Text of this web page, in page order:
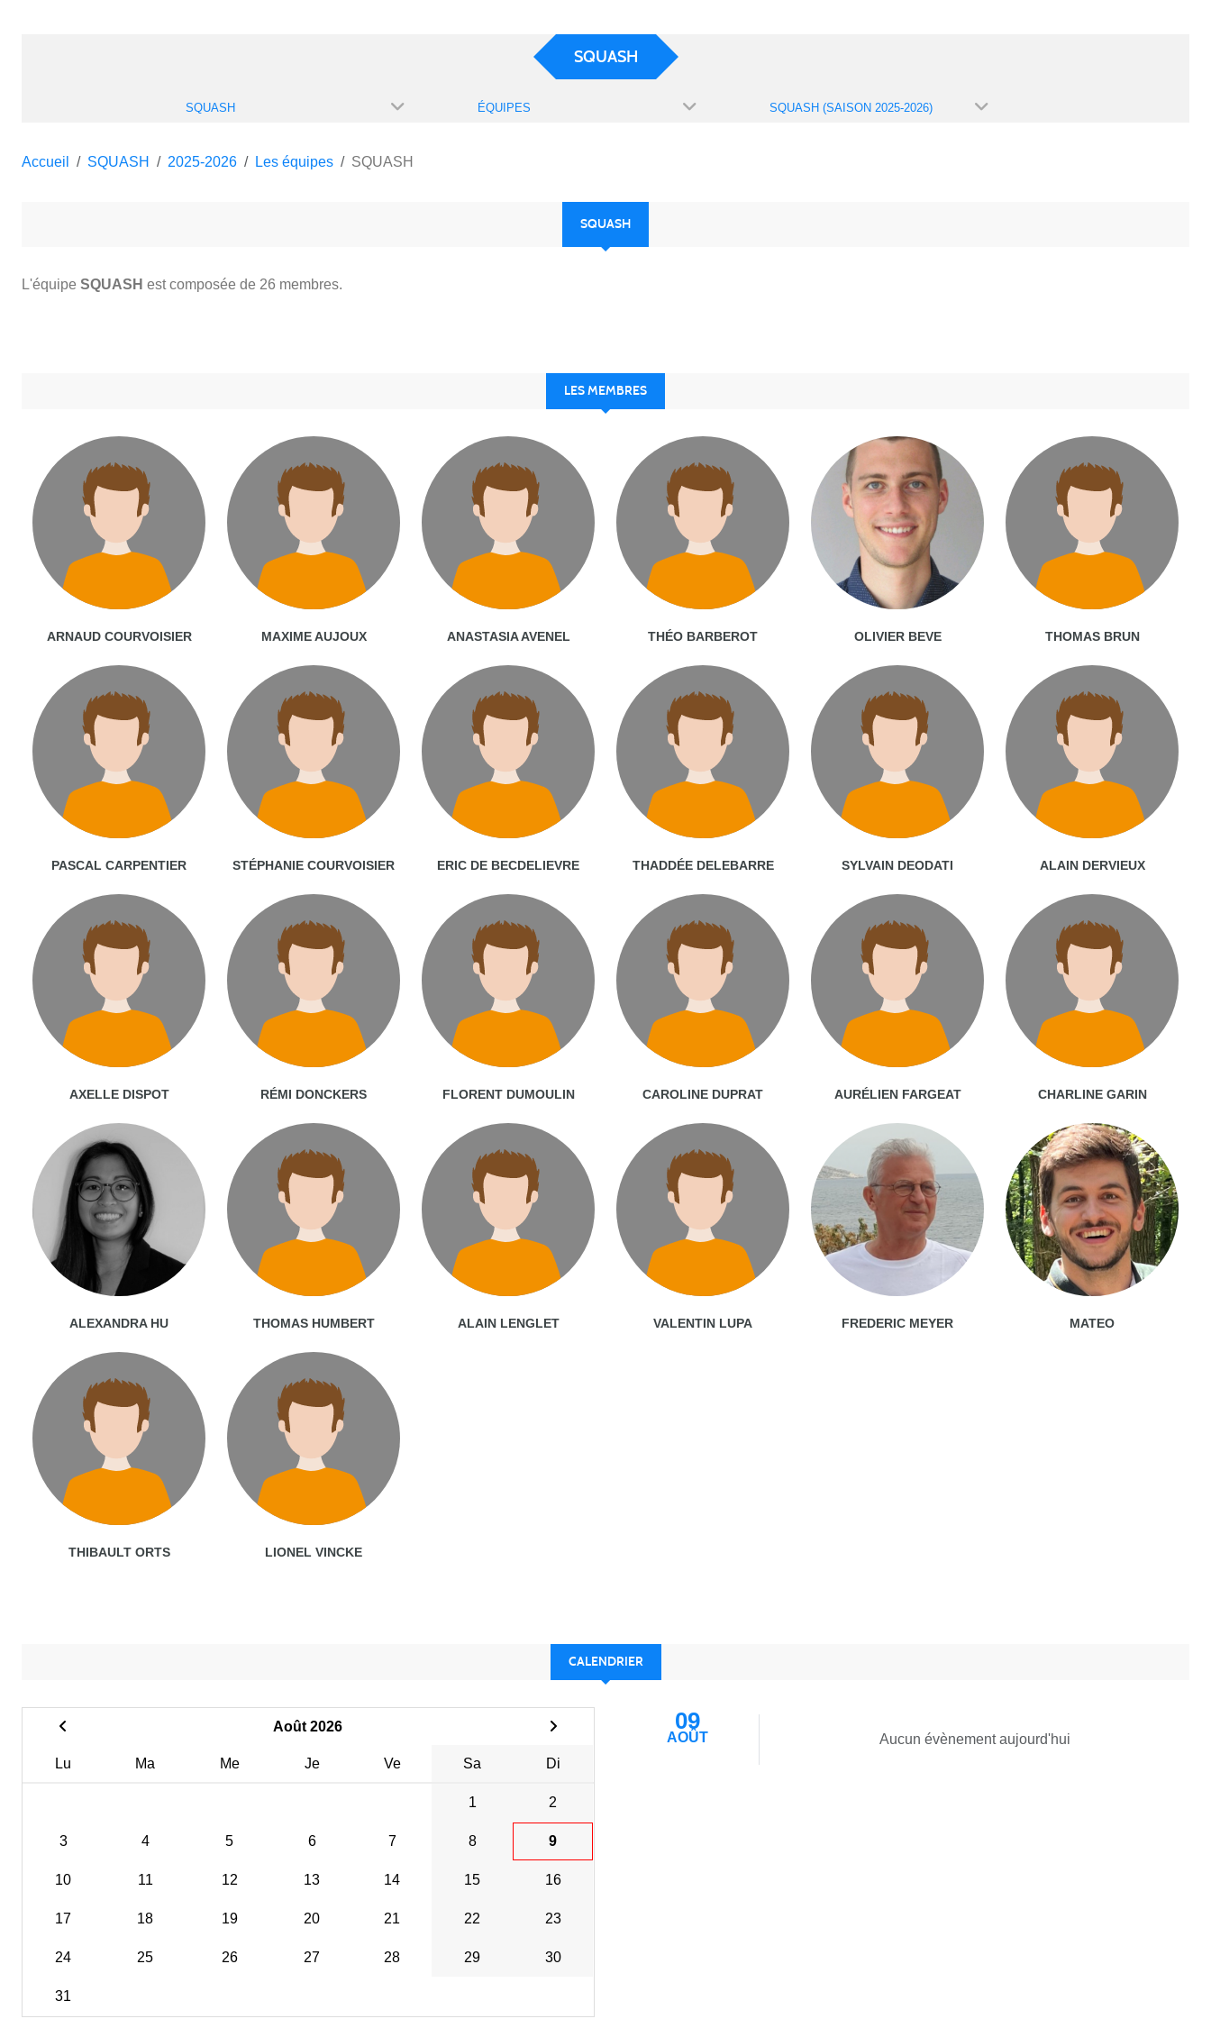
SQUASH
SQUASH ÉQUIPES SQUASH (SAISON 2025-2026)
Accueil SQUASH 2025-2026 Les équipes SQUASH
SQUASH
L'équipe SQUASH est composée de 26 membres.
LES MEMBRES
ARNAUD COURVOISIER MAXIME AUJOUX ANASTASIA AVENEL THÉO BARBEROT OLIVIER BEVE THOMAS BRUN
PASCAL CARPENTIER STÉPHANIE COURVOISIER ERIC DE BECDELIEVRE THADDÉE DELEBARRE SYLVAIN DEODATI ALAIN DERVIEUX
AXELLE DISPOT RÉMI DONCKERS FLORENT DUMOULIN CAROLINE DUPRAT AURÉLIEN FARGEAT CHARLINE GARIN
ALEXANDRA HU THOMAS HUMBERT ALAIN LENGLET VALENTIN LUPA FREDERIC MEYER MATEO
THIBAULT ORTS LIONEL VINCKE
CALENDRIER
Août 2026
Lu Ma Me Je Ve Sa Di
1 2
3 4 5 6 7 8 9
10 11 12 13 14 15 16
17 18 19 20 21 22 23
24 25 26 27 28 29 30
31
09
AOÛT Aucun évènement aujourd'hui